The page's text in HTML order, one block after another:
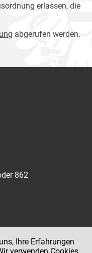
erlassen, die
abgerufen werden.
862
Ihre Erfahrungen